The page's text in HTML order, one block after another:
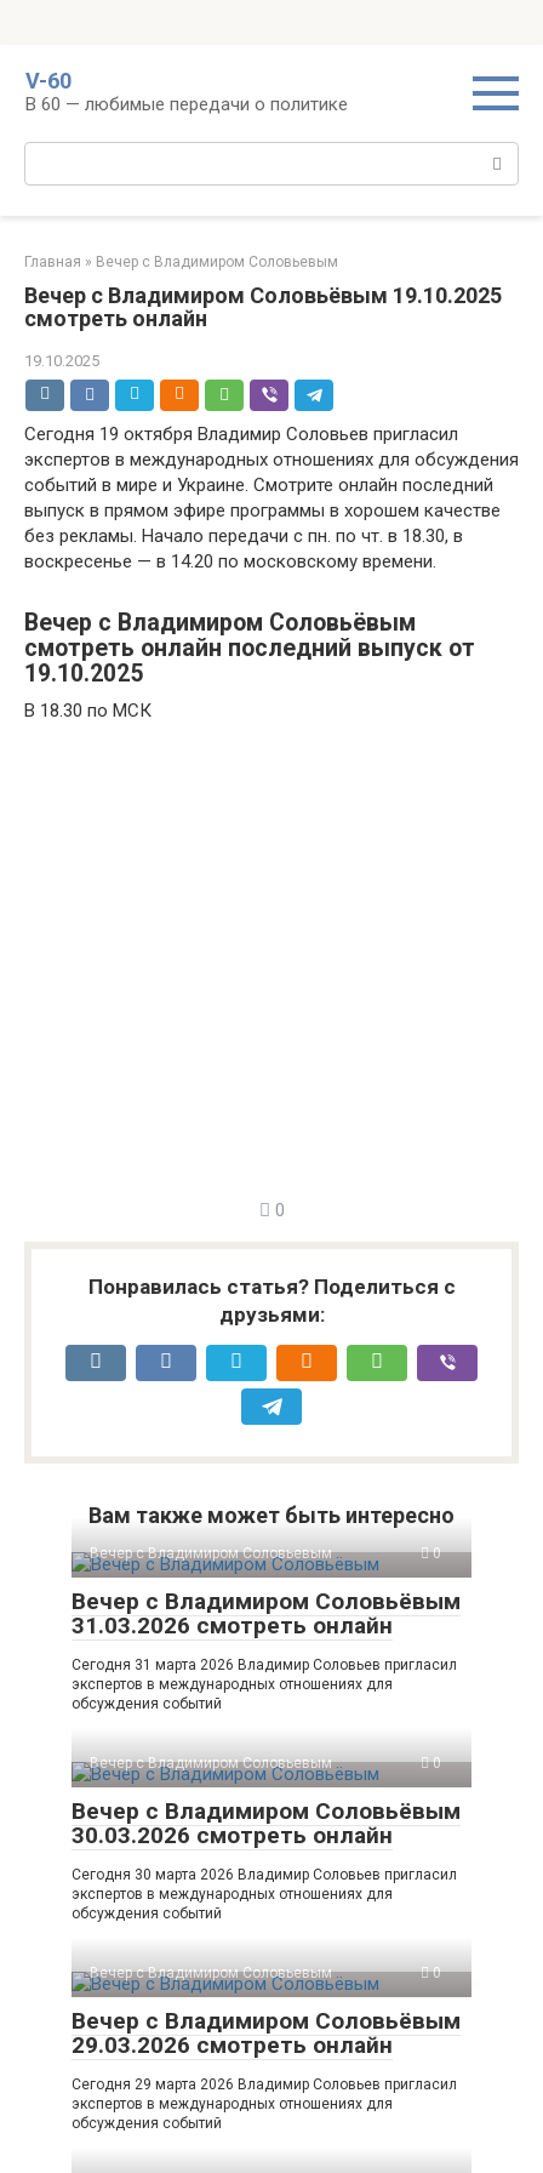
контенту
V-60
В 60 — любимые передачи о политике
Поиск:
Главная » Вечер с Владимиром Соловьевым
Вечер с Владимиром Соловьёвым 19.10.2025
смотреть онлайн
19.10.2025
Сегодня 19 октября Владимир Соловьев пригласил
экспертов в международных отношениях для обсуждения
событий в мире и Украине. Смотрите онлайн последний
выпуск в прямом эфире программы в хорошем качестве
без рекламы. Начало передачи с пн. по чт. в 18.30, в
воскресенье — в 14.20 по московскому времени.
Вечер с Владимиром Соловьёвым
смотреть онлайн последний выпуск от
19.10.2025
В 18.30 по МСК
0
Понравилась статья? Поделиться с
друзьями:
Вам также может быть интересно
Вечер с Владимиром Соловьевым 0
Вечер с Владимиром Соловьёвым
31.03.2026 смотреть онлайн
Сегодня 31 марта 2026 Владимир Соловьев пригласил
экспертов в международных отношениях для
обсуждения событий
Вечер с Владимиром Соловьевым 0
Вечер с Владимиром Соловьёвым
30.03.2026 смотреть онлайн
Сегодня 30 марта 2026 Владимир Соловьев пригласил
экспертов в международных отношениях для
обсуждения событий
Вечер с Владимиром Соловьевым 0
Вечер с Владимиром Соловьёвым
29.03.2026 смотреть онлайн
Сегодня 29 марта 2026 Владимир Соловьев пригласил
экспертов в международных отношениях для
обсуждения событий